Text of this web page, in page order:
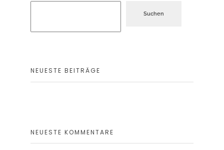
Suchen
NEUESTE BEITRÄGE
NEUESTE KOMMENTARE